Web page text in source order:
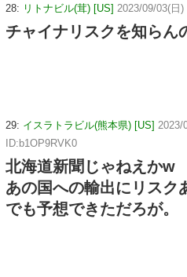
28: リトナビル(茸) [US] 2023/09/03(日
チャイナリスクを知らん
29: イスラトラビル(熊本県) [US] 2023/
ID:b1OP9RVK0
北海道新聞じゃねえかw
あの国への輸出にリスク
でも予想できただろが。